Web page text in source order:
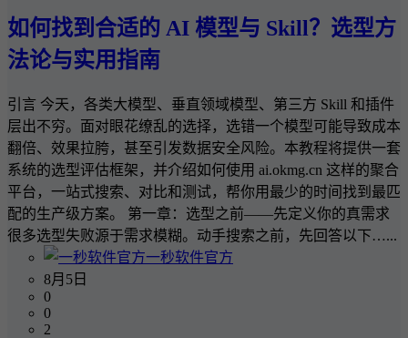
如何找到合适的 AI 模型与 Skill？选型方
法论与实用指南
引言 今天，各类大模型、垂直领域模型、第三方 Skill 和插件
层出不穷。面对眼花缭乱的选择，选错一个模型可能导致成本
翻倍、效果拉胯，甚至引发数据安全风险。本教程将提供一套
系统的选型评估框架，并介绍如何使用 ai.okmg.cn 这样的聚合
平台，一站式搜索、对比和测试，帮你用最少的时间找到最匹
配的生产级方案。 第一章：选型之前——先定义你的真需求
很多选型失败源于需求模糊。动手搜索之前，先回答以下…...
一秒软件官方
8月5日
0
0
2